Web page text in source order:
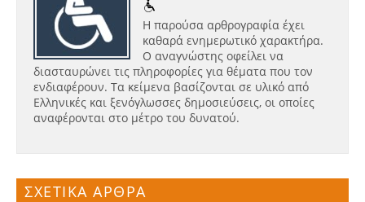
Η παρούσα αρθρογραφία έχει
καθαρά ενημερωτικό χαρακτήρα.
Ο αναγνώστης οφείλει να
διασταυρώνει τις πληροφορίες για θέματα που τον
ενδιαφέρουν. Τα κείμενα βασίζονται σε υλικό από
Ελληνικές και ξενόγλωσσες δημοσιεύσεις, οι οποίες
αναφέρονται στο μέτρο του δυνατού.
ΣΧΕΤΙΚΑ ΑΡΘΡΑ